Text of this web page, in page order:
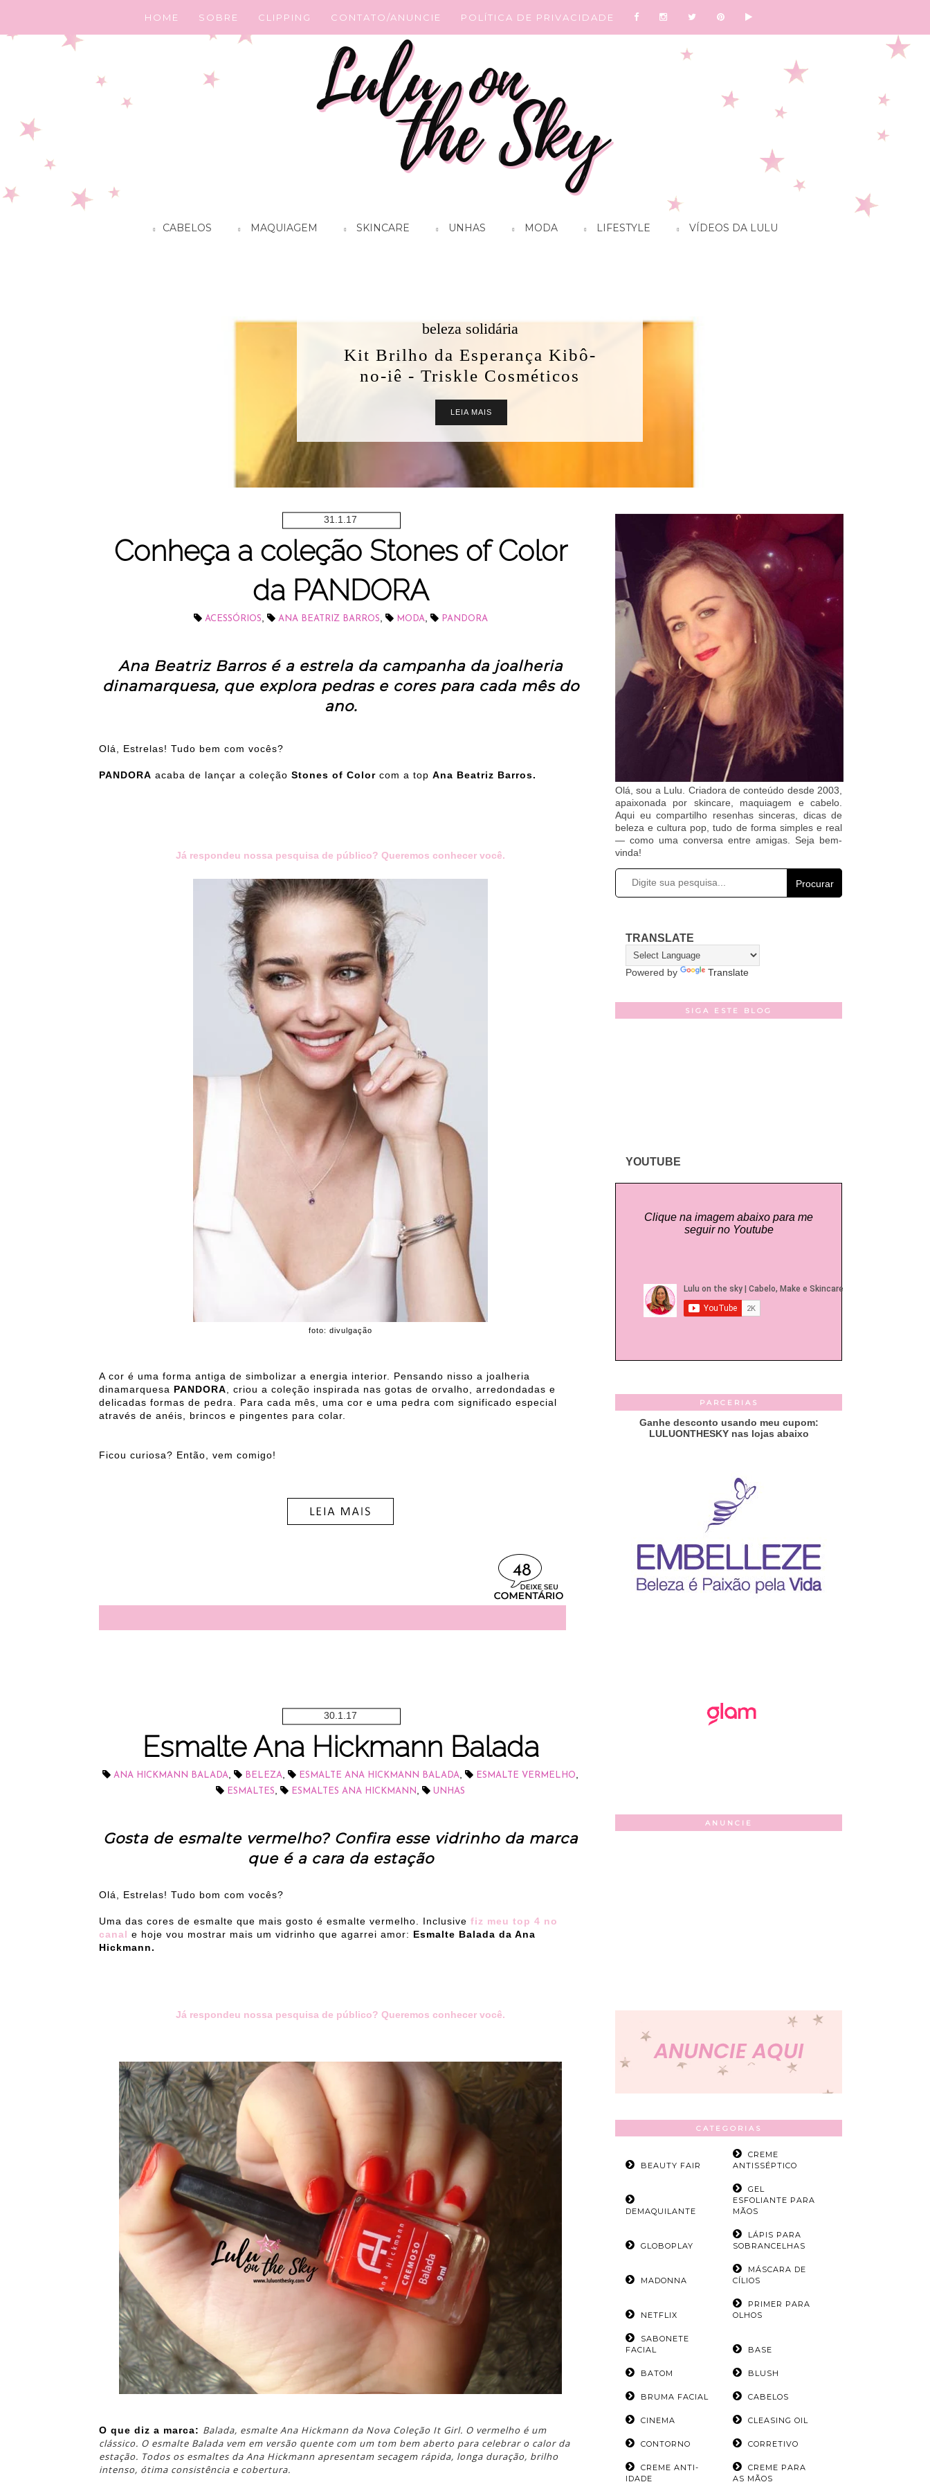
HOME SOBRE CLIPPING CONTATO/ANUNCIE POLÍTICA DE PRIVACIDADE
CABELOS MAQUIAGEM SKINCARE UNHAS MODA LIFESTYLE VÍDEOS DA LULU
beleza solidária
Kit Brilho da Esperança Kibô-
no-iê - Triskle Cosméticos
LEIA MAIS
31.1.17
Conheça a coleção Stones of Color
da PANDORA
ACESSÓRIOS ANA BEATRIZ BARROS MODA PANDORA
Ana Beatriz Barros é a estrela da campanha da joalheria
dinamarquesa, que explora pedras e cores para cada mês do
ano.
Olá, Estrelas! Tudo bem com vocês?
PANDORA acaba de lançar a coleção Stones of Color com a top Ana Beatriz Barros.
Já respondeu nossa pesquisa de público? Queremos conhecer você.
foto: divulgação
A cor é uma forma antiga de simbolizar a energia interior. Pensando nisso a joalheria
dinamarquesa PANDORA , criou a coleção inspirada nas gotas de orvalho, arredondadas e
delicadas formas de pedra. Para cada mês, uma cor e uma pedra com significado especial
através de anéis, brincos e pingentes para colar.
Ficou curiosa? Então, vem comigo!
48
30.1.17
Esmalte Ana Hickmann Balada
ANA HICKMANN BALADA BELEZA ESMALTE ANA HICKMANN BALADA ESMALTE VERMELHO
ESMALTES ESMALTES ANA HICKMANN UNHAS
Gosta de esmalte vermelho? Confira esse vidrinho da marca
que é a cara da estação
Olá, Estrelas! Tudo bom com vocês?
Uma das cores de esmalte que mais gosto é esmalte vermelho. Inclusive fiz meu top 4 no
canal e hoje vou mostrar mais um vidrinho que agarrei amor: Esmalte Balada da Ana
Hickmann.
Já respondeu nossa pesquisa de público? Queremos conhecer você.
O que diz a marca: Balada, esmalte Ana Hickmann da Nova Coleção It Girl. O vermelho é um
clássico. O esmalte Balada vem em versão quente com um tom bem aberto para celebrar o calor da
estação. Todos os esmaltes da Ana Hickmann apresentam secagem rápida, longa duração, brilho
intenso, ótima consistência e cobertura.
Olá, sou a Lulu. Criadora de conteúdo desde 2003,
apaixonada por skincare, maquiagem e cabelo.
Aqui eu compartilho resenhas sinceras, dicas de
beleza e cultura pop, tudo de forma simples e real
— como uma conversa entre amigas. Seja bem-
vinda!
Procurar
TRANSLATE
Powered by Translate
SIGA ESTE BLOG
YOUTUBE
Clique na imagem abaixo para me
seguir no Youtube
PARCERIAS
Ganhe desconto usando meu cupom:
LULUONTHESKY nas lojas abaixo
ANUNCIE
CATEGORIAS
BEAUTY FAIR
CREME
ANTISSÉPTICO
DEMAQUILANTE
GEL
ESFOLIANTE PARA
MÃOS
GLOBOPLAY
LÁPIS PARA
SOBRANCELHAS
MADONNA
MÁSCARA DE
CÍLIOS
NETFLIX
PRIMER PARA
OLHOS
SABONETE
FACIAL
BASE
BATOM BLUSH
BRUMA FACIAL CABELOS
CINEMA CLEASING OIL
CONTORNO CORRETIVO
CREME ANTI-
IDADE
CREME PARA
AS MÃOS